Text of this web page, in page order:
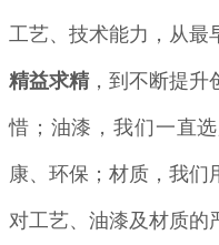
工艺、技术能力，从最
精益求精，到不断提升
惜；油漆，我们一直
康、环保；材质，我们
对工艺、油漆及材质的